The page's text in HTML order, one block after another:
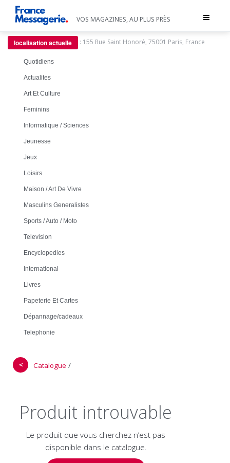
Toggle
VOS MAGAZINES, AU PLUS PRÈS
localisation actuelle : 155 Rue Saint Honoré, 75001 Paris, France
Quotidiens
Actualites
Art Et Culture
Feminins
Informatique / Sciences
Jeunesse
Jeux
Loisirs
Maison / Art De Vivre
Masculins Generalistes
Sports / Auto / Moto
Television
Encyclopedies
International
Livres
Papeterie Et Cartes
Dépannage/cadeaux
Telephonie
＜ Catalogue /
Produit introuvable
Le produit que vous cherchez n’est pas
disponible dans le catalogue.